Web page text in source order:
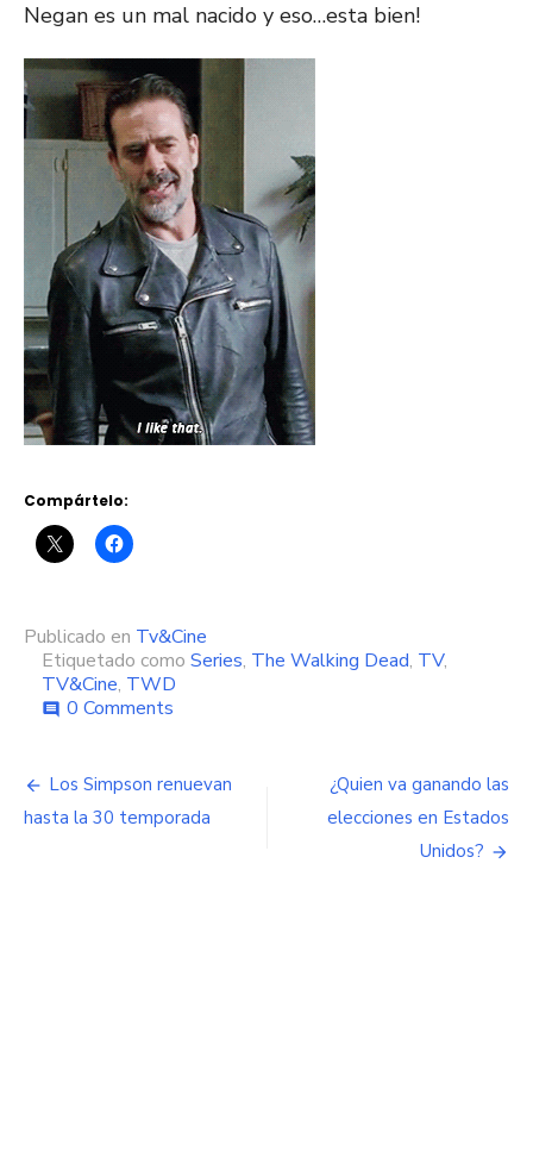
Negan es un mal nacido y eso…esta bien!
Compártelo:
Publicado en Tv&Cine
Etiquetado como Series, The Walking Dead, TV,
TV&Cine, TWD
comment 0 Comments
Navegación
de
Los Simpson renuevan
hasta la 30 temporada
¿Quien va ganando las
elecciones en Estados
Unidos?